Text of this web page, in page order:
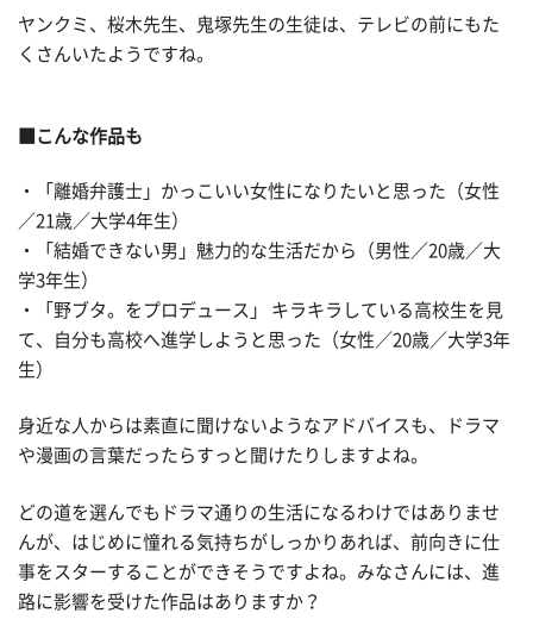
ヤンクミ、桜木先生、鬼塚先生の生徒は、テレビの前にもた
くさんいたようですね。
■こんな作品も
・「離婚弁護士」かっこいい女性になりたいと思った（女性
／21歳／大学4年生）
・「結婚できない男」魅力的な生活だから（男性／20歳／大
学3年生）
・「野ブタ。をプロデュース」 キラキラしている高校生を見
て、自分も高校へ進学しようと思った（女性／20歳／大学3年
生）
身近な人からは素直に聞けないようなアドバイスも、ドラマ
や漫画の言葉だったらすっと聞けたりしますよね。
どの道を選んでもドラマ通りの生活になるわけではありませ
んが、はじめに憧れる気持ちがしっかりあれば、前向きに仕
事をスターすることができそうですよね。みなさんには、進
路に影響を受けた作品はありますか？